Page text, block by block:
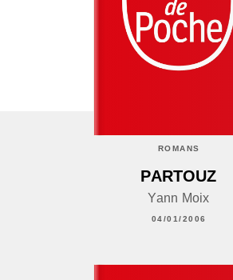
ROMANS
PARTOUZ
Yann Moix
04/01/2006